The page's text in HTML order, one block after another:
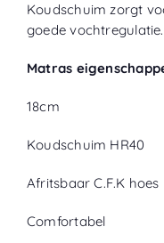
Koudschuim zorgt
goede vochtregulatie.
Matras
18cm
Koudschuim HR40
Afritsbaar C.F.K hoes
Comfortabel